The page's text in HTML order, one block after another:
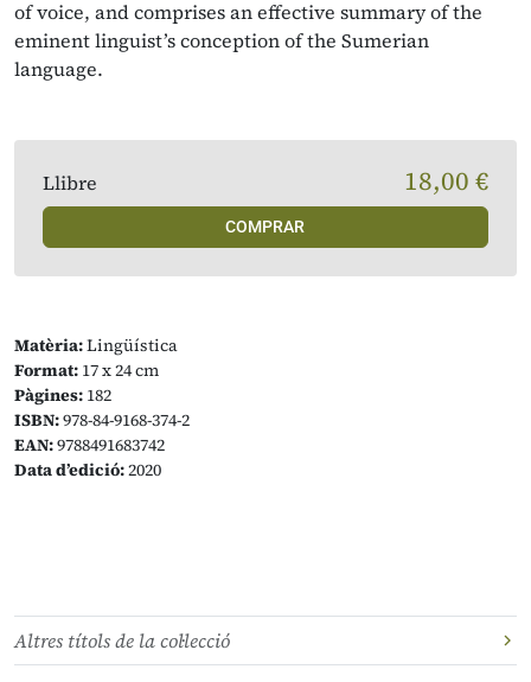
of voice, and comprises an effective summary of the
eminent linguist’s conception of the Sumerian
language.
Matèria:Lingüística
Format: 17 x 24 cm
Pàgines: 182
ISBN:978-84-9168-374-2
EAN:9788491683742
Data d’edició:2020
Llibre 18,00 €
COMPRAR
Altres títols de la col·lecció